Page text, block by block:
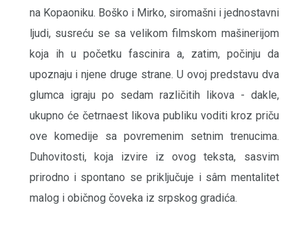
na Kopaoniku. Boško i Mirko, siromašni i jednostavni
ljudi, susreću se sa velikom filmskom mašinerijom
koja ih u početku fascinira a, zatim, počinju da
upoznaju i njene druge strane. U ovoj predstavu dva
glumca igraju po sedam različitih likova - dakle,
ukupno će četrnaest likova publiku voditi kroz priču
ove komedije sa povremenim setnim trenucima.
Duhovitosti, koja izvire iz ovog teksta, sasvim
prirodno i spontano se priključuje i sâm mentalitet
malog i običnog čoveka iz srpskog gradića.